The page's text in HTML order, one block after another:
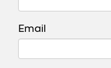
Email